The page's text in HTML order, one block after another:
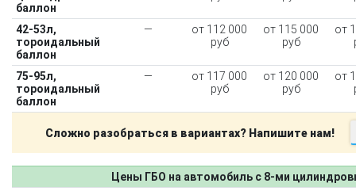
баллон
42-53л,
тороидальный
баллон
—
от 112 000
руб
от 115 000
руб
от
75-95л,
тороидальный
баллон
—
от 117 000
руб
от 120 000
руб
от
Сложно разобраться в вариантах? Напишите нам!
Цены ГБО на автомобиль с 8-ми